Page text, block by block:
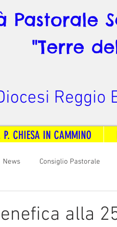
Pastorale
"Terre
Reggio
P. CHIESA IN CAMMINO
News Consiglio Pastorale
alla